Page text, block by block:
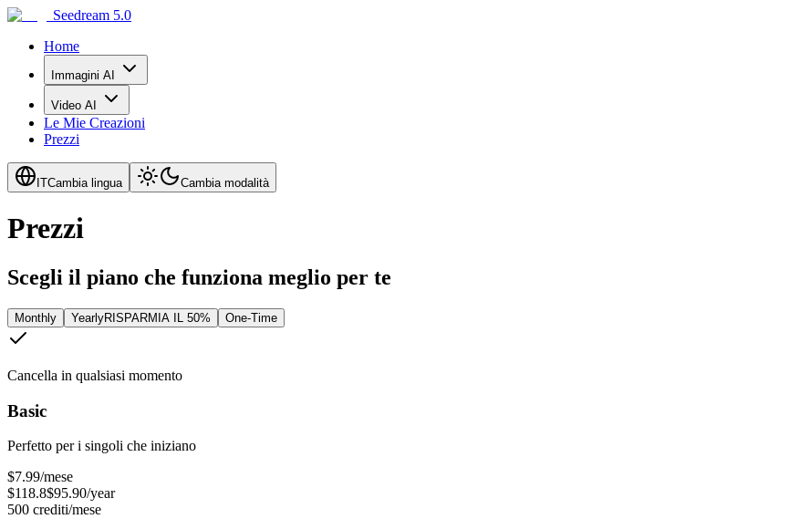
Seedream 5.0
Home
Immagini AI
Video AI
Le Mie Creazioni
Prezzi
ITCambia lingua Cambia modalità
Prezzi
Scegli il piano che funziona meglio per te
Monthly YearlyRISPARMIA IL 50% One-Time
Cancella in qualsiasi momento
Basic
Perfetto per i singoli che iniziano
$7.99/mese
$118.8$95.90/year
500 crediti/mese